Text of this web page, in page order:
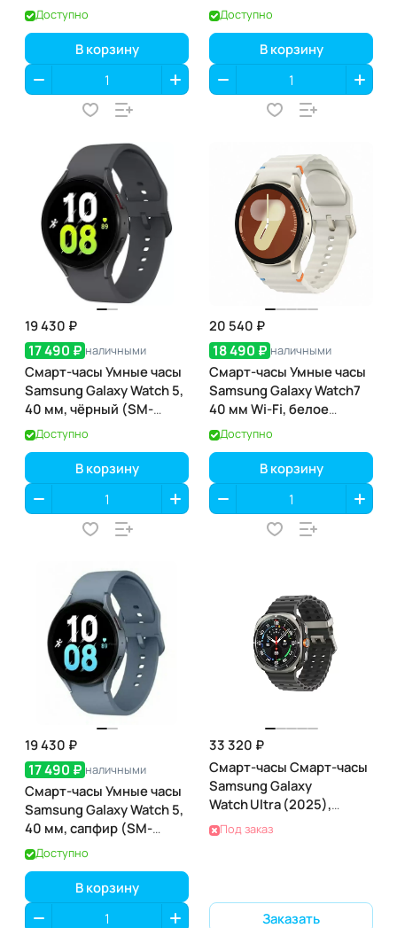
Graphite (графит)
Доступно
В корзину
R900)
Доступно
В корзину
19 430 ₽
17 490 ₽ наличными
Смарт-часы Умные часы
Samsung Galaxy Watch 5,
40 мм, чёрный (SM-
R900)
Доступно
В корзину
20 540 ₽
18 490 ₽ наличными
Смарт-часы Умные часы
Samsung Galaxy Watch7
40 мм Wi-Fi, белое
золото
Доступно
В корзину
19 430 ₽
17 490 ₽ наличными
Смарт-часы Умные часы
Samsung Galaxy Watch 5,
40 мм, сапфир (SM-
R900)
Доступно
В корзину
33 320 ₽
Смарт-часы Смарт-часы
Samsung Galaxy
Watch Ultra (2025),
Titanium Gray
(титановый серый)
Под заказ
Заказать